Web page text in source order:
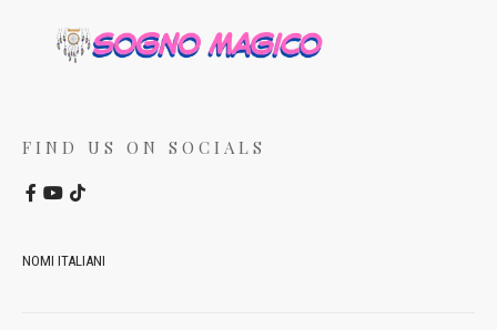
FIND US ON SOCIALS
NOMI ITALIANI